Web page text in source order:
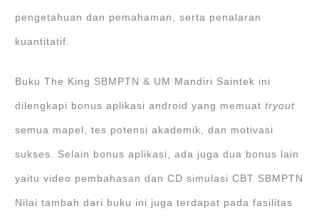
pengetahuan dan pemahaman, serta penalaran
kuantitatif.
Buku The King SBMPTN & UM Mandiri Saintek ini
dilengkapi bonus aplikasi android yang memuattryout
semua mapel, tes potensi akademik, dan motivasi
sukses. Selain bonus aplikasi, ada juga dua bonus lain
yaitu video pembahasan dan CD simulasi CBT SBMPTN
Nilai tambah dari buku ini juga terdapat pada fasilitas